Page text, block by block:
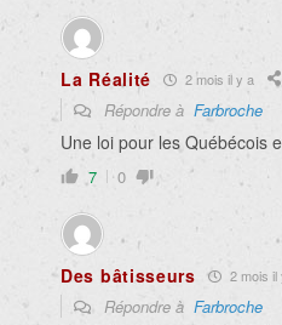
La Réalité 2 mois il y a
Répondre à Farbroche
Une loi pour les Québécois
7 0
Des bâtisseurs 2 mois il
Répondre à Farbroche